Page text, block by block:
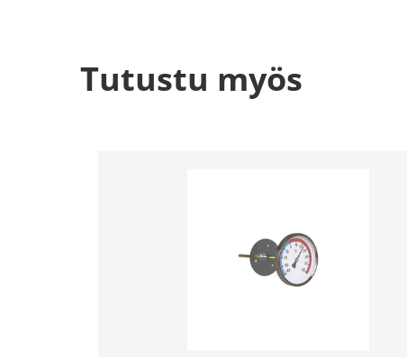
Tutustu myös